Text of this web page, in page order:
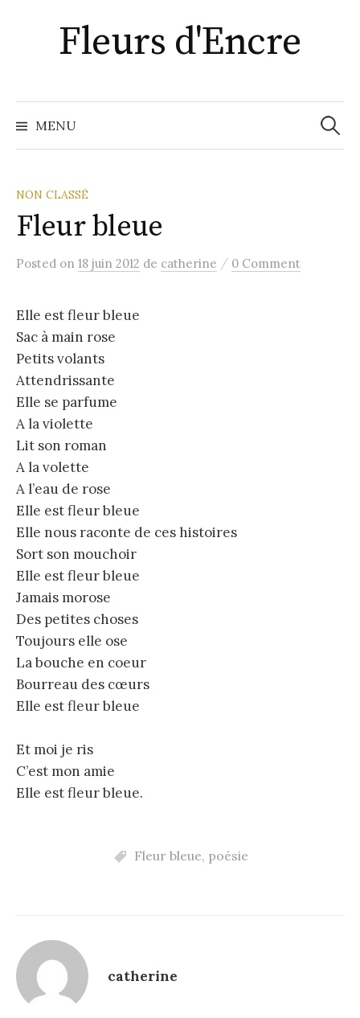
contenuFleurs d'Encre
MENU
NON CLASSÉ
Fleur bleue
Posted on 18 juin 2012 de catherine / 0 Comment
Elle est fleur bleue
Sac à main rose
Petits volants
Attendrissante
Elle se parfume
A la violette
Lit son roman
A la volette
A l’eau de rose
Elle est fleur bleue
Elle nous raconte de ces histoires
Sort son mouchoir
Elle est fleur bleue
Jamais morose
Des petites choses
Toujours elle ose
La bouche en coeur
Bourreau des cœurs
Elle est fleur bleue
Et moi je ris
C’est mon amie
Elle est fleur bleue.
Fleur bleue, poésie
catherine